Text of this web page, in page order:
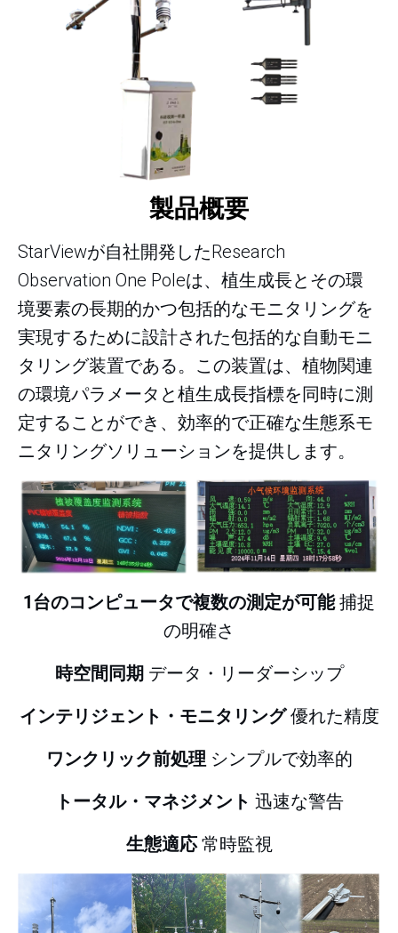
製品概要
StarViewが自社開発したResearch
Observation One Poleは、植生成長とその環
境要素の長期的かつ包括的なモニタリングを
実現するために設計された包括的な自動モニ
タリング装置である。この装置は、植物関連
の環境パラメータと植生成長指標を同時に測
定することができ、効率的で正確な生態系モ
ニタリングソリューションを提供します。
1台のコンピュータで複数の測定が可能捕捉
の明確さ
時空間同期 データ・リーダーシップ
インテリジェント・モニタリング優れた精度
ワンクリック前処理 シンプルで効率的
トータル・マネジメント 迅速な警告
生態適応常時監視